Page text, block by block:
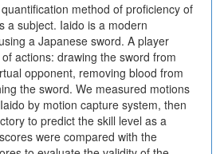
method of proficiency of
a subject. Iaido is a modern
a Japanese sword. A player
actions: drawing the sword from
opponent, removing blood from
the sword. We measured motions
by motion capture system, then
to predict the skill level as a
were compared with the